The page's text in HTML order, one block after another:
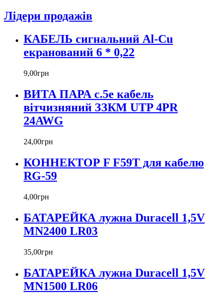
Лідери продажів
КАБЕЛЬ сигнальний Al-Cu
екранований 6 * 0,22
9,00грн
ВИТА ПАРА c.5е кабель
вітчизняний ЗЗКМ UTP 4PR
24AWG
24,00грн
КОННЕКТОР F F59T для кабелю
RG-59
4,00грн
БАТАРЕЙКА лужна Duracell 1,5V
MN2400 LR03
35,00грн
БАТАРЕЙКА лужна Duracell 1,5V
MN1500 LR06